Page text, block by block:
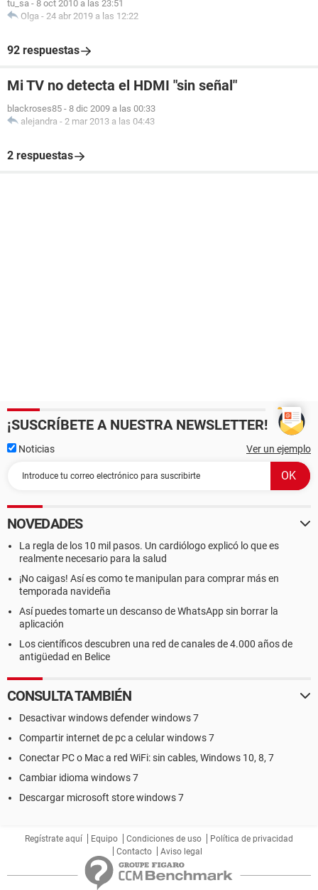
tu_sa - 8 oct 2010 a las 23:51
Olga - 24 abr 2019 a las 12:22
92 respuestas
Mi TV no detecta el HDMI "sin señal"
blackroses85 - 8 dic 2009 a las 00:33
alejandra - 2 mar 2013 a las 04:43
2 respuestas
¡SUSCRÍBETE A NUESTRA NEWSLETTER!
Noticias Ver un ejemplo
NOVEDADES
La regla de los 10 mil pasos. Un cardiólogo explicó lo que es
realmente necesario para la salud
¡No caigas! Así es como te manipulan para comprar más en
temporada navideña
Así puedes tomarte un descanso de WhatsApp sin borrar la
aplicación
Los científicos descubren una red de canales de 4.000 años de
antigüedad en Belice
CONSULTA TAMBIÉN
Desactivar windows defender windows 7
Compartir internet de pc a celular windows 7
Conectar PC o Mac a red WiFi: sin cables, Windows 10, 8, 7
Cambiar idioma windows 7
Descargar microsoft store windows 7
Regístrate aquí Equipo Condiciones de uso
Política de privacidad
Contacto
Aviso legal